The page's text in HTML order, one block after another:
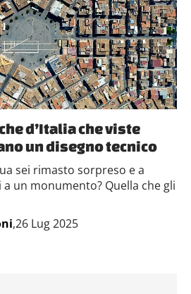
d’Italia che viste
un disegno tecnico
sei rimasto sorpreso e a
un monumento? Quella che gli
,26 Lug 2025